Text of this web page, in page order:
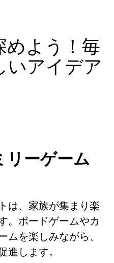
めよう！毎
いアイデア
リーゲーム
は、家族が集まり楽
。ボードゲームやカ
ムを楽しみながら、
進します。